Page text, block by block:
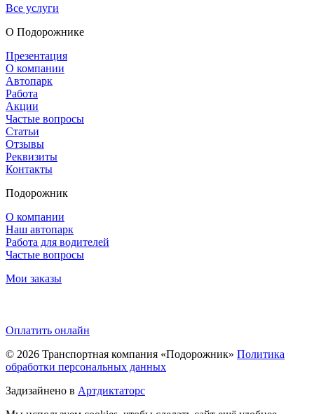
Все услуги
О Подорож­нике
Презентация
О компании
Автопарк
Работа
Акции
Частые вопросы
Статьи
Отзывы
Реквизиты
Контакты
Подорожник
О компании
Наш автопарк
Работа для водителей
Частые вопросы
Мои заказы
Оплатить онлайн
© 2026 Транспортная компания «Подорожник» Политика
обработки персональных данных
Задизайнено в Артдиктаторс